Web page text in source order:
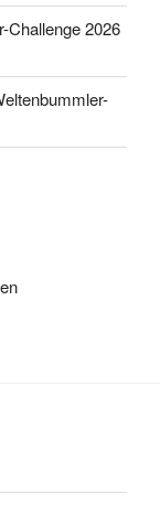
Challenge 2026